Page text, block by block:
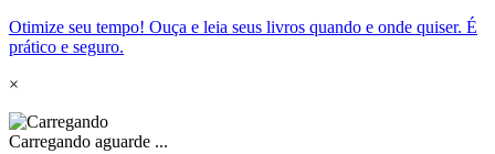
Otimize seu tempo! Ouça e leia seus livros quando e onde quiser. É
prático e seguro.
×
Carregando aguarde ...